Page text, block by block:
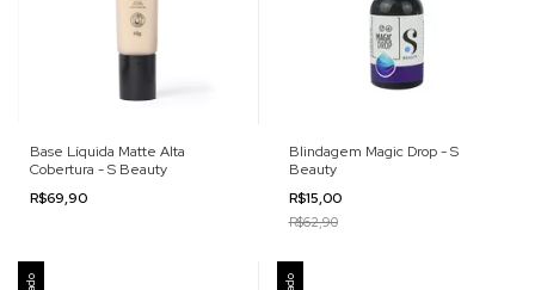
Base Líquida Matte Alta
Cobertura - S Beauty
R$69,90
Blindagem Magic Drop - S
Beauty
R$15,00
R$62,90